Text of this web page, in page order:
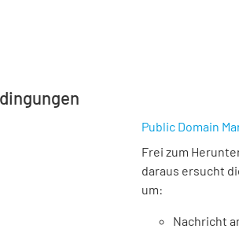
Public Domain
Frei zum
daraus ersucht
um:
Nachricht